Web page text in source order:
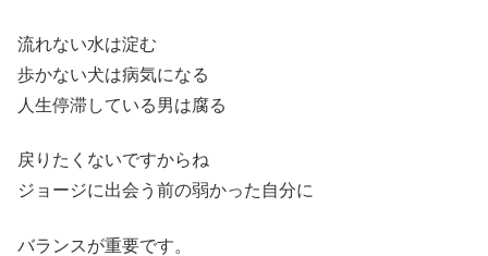
流れない水は淀む
歩かない犬は病気になる
人生停滞している男は腐る
戻りたくないですからね
ジョージに出会う前の弱かった自分に
バランスが重要です。